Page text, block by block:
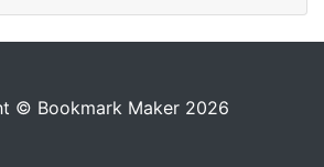
© Bookmark Maker 2026